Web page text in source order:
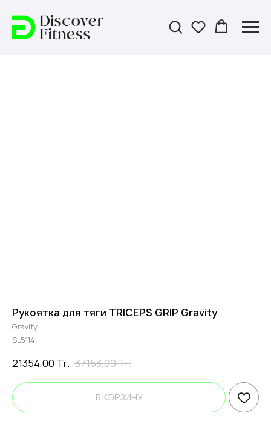
Рукоятка для тяги TRICEPS GRIP Gravity
Gravity
SL5114
21354,00 Тг. 37153,00Тг.
В КОРЗИНУ